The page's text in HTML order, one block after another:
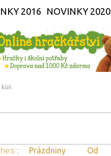
2016 NOVINKY 2020
kůň
Prázdniny Od